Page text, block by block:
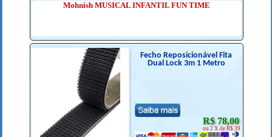
Mohnish MUSICAL INFANTIL FUN TIME
Fecho Reposicionável Fita
Dual Lock 3m 1 Metro
R$ 78,00
ou 2 X de R$ 39